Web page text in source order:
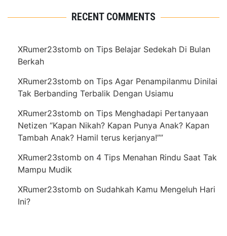
RECENT COMMENTS
XRumer23stomb on Tips Belajar Sedekah Di Bulan
Berkah
XRumer23stomb on Tips Agar Penampilanmu Dinilai
Tak Berbanding Terbalik Dengan Usiamu
XRumer23stomb on Tips Menghadapi Pertanyaan
Netizen “Kapan Nikah? Kapan Punya Anak? Kapan
Tambah Anak? Hamil terus kerjanya!””
XRumer23stomb on 4 Tips Menahan Rindu Saat Tak
Mampu Mudik
XRumer23stomb on Sudahkah Kamu Mengeluh Hari
Ini?